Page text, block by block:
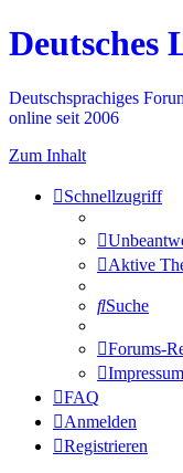
Deutsches
Deutschsprachiges
online seit 2006
Zum Inhalt
Schnellzugriff
Aktive
Suche
Forums-
Impressum
FAQ
Anmelden
Registrieren